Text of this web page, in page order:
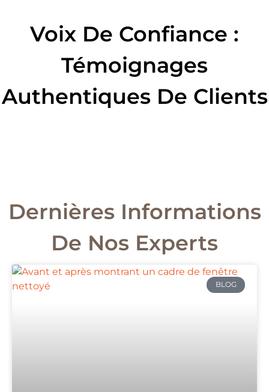
Voix De Confiance :
Témoignages
Authentiques De Clients
Dernières Informations
De Nos Experts
BLOG